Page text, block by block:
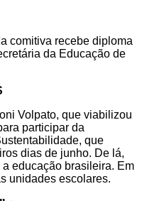
comitiva recebe diploma
da Educação de
Volpato, que viabilizou
participar da
que
dias de junho. De lá,
educação brasileira. Em
unidades escolares.